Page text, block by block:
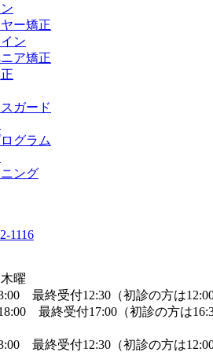
ー矯正
ン
ア矯正
ガード
グラム
ング
曜
最終受付12:30（初診の方は12:00
最終受付17:00（初診の方は
最終受付12:30（初診の方は12:00